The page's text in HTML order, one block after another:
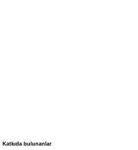
Katkıda bulunanlar